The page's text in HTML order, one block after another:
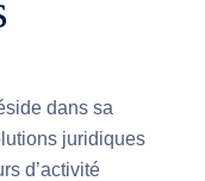
dans sa
juridiques
d’activité